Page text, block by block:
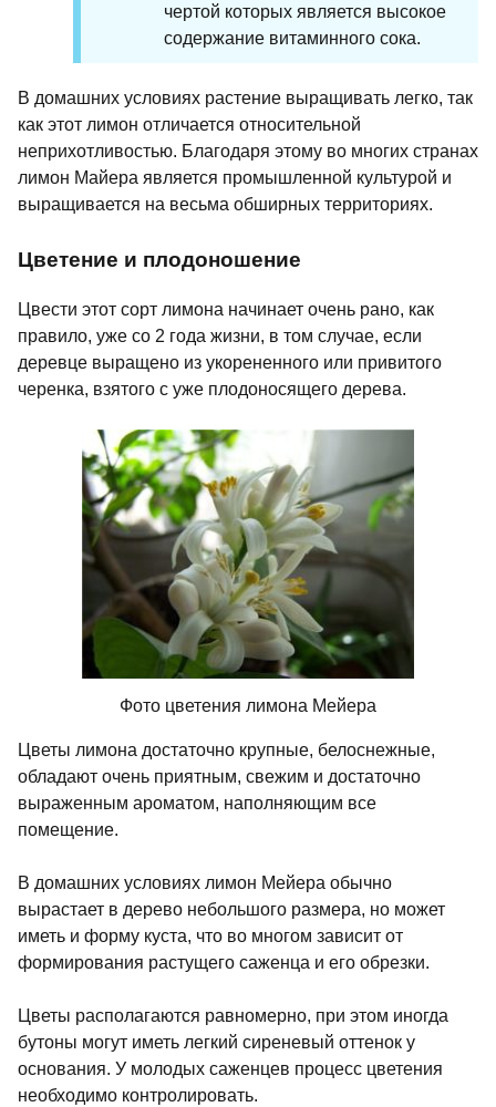
чертой которых является высокое
содержание витаминного сока.
В домашних условиях растение выращивать легко, так
как этот лимон отличается относительной
неприхотливостью. Благодаря этому во многих странах
лимон Майера является промышленной культурой и
выращивается на весьма обширных территориях.
Цветение и плодоношение
Цвести этот сорт лимона начинает очень рано, как
правило, уже со 2 года жизни, в том случае, если
деревце выращено из укорененного или привитого
черенка, взятого с уже плодоносящего дерева.
Фото цветения лимона Мейера
Цветы лимона достаточно крупные, белоснежные,
обладают очень приятным, свежим и достаточно
выраженным ароматом, наполняющим все
помещение.
В домашних условиях лимон Мейера обычно
вырастает в дерево небольшого размера, но может
иметь и форму куста, что во многом зависит от
формирования растущего саженца и его обрезки.
Цветы располагаются равномерно, при этом иногда
бутоны могут иметь легкий сиреневый оттенок у
основания. У молодых саженцев процесс цветения
необходимо контролировать.